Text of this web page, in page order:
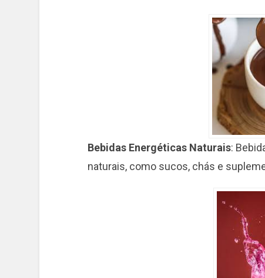
Bebidas Energéticas Naturais:
naturais, como sucos, chás e